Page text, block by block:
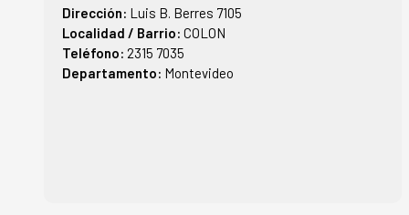
Dirección: Luis B. Berres 7105
Localidad / Barrio: COLON
Teléfono: 2315 7035
Departamento: Montevideo